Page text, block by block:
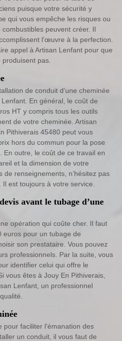
puisque votre sécurité y
qui vous empêche les risques ou
peuvent créer. Il
l’œuvre à la perfection.
appel à Artisan Lenfant pour que
pas.
de conduit d’une cheminée
En général, le coût de
HT y compris tous les outils
de votre cheminée. Artisan
Pithiverais 45480 peut vous
hors du commun pour la pose
En outre, le coût de ce travail en
et la dimension de votre
de renseignements, n’hésitez pas
est toujours à votre service.
avant le tubage d’une
opération qui coûte cher. Il faut
euros pour un tubage de
son prestataire. Vous pouvez
professionnels. Par la suite, vous
identifier celui qui offre le
vous êtes à Jouy En Pithiverais,
Lenfant, un professionnel
faciliter l’émanation des
un conduit, il vous faut de